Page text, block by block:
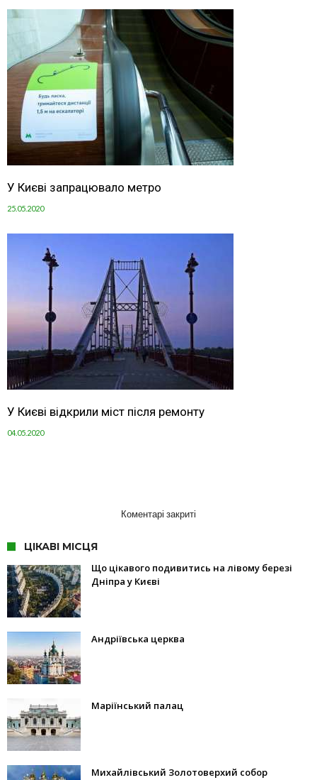
У Києві запрацювало метро
25.05.2020
У Києві відкрили міст після ремонту
04.05.2020
Коментарі закриті
ЦІКАВІ МІСЦЯ
Що цікавого подивитись на лівому березі
Дніпра у Києві
Андріївська церква
Маріїнський палац
Михайлівський Золотоверхий собор